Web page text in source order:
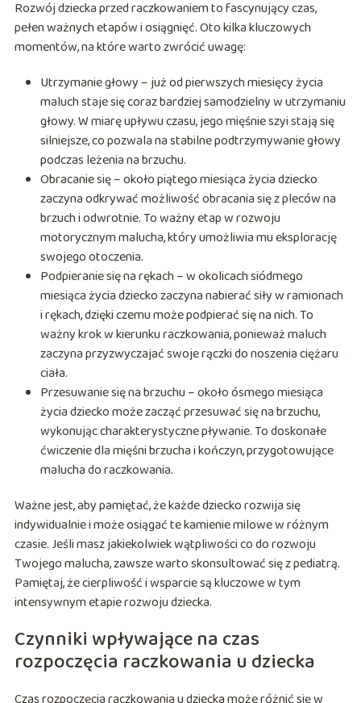
Rozwój dziecka przed raczkowaniem to fascynujący czas,
pełen ważnych etapów i osiągnięć. Oto kilka kluczowych
momentów, na które warto zwrócić uwagę:
Utrzymanie głowy – już od pierwszych miesięcy życia
maluch staje się coraz bardziej samodzielny w utrzymaniu
głowy. W miarę upływu czasu, jego mięśnie szyi stają się
silniejsze, co pozwala na stabilne podtrzymywanie głowy
podczas leżenia na brzuchu.
Obracanie się – około piątego miesiąca życia dziecko
zaczyna odkrywać możliwość obracania się z pleców na
brzuch i odwrotnie. To ważny etap w rozwoju
motorycznym malucha, który umożliwia mu eksplorację
swojego otoczenia.
Podpieranie się na rękach – w okolicach siódmego
miesiąca życia dziecko zaczyna nabierać siły w ramionach
i rękach, dzięki czemu może podpierać się na nich. To
ważny krok w kierunku raczkowania, ponieważ maluch
zaczyna przyzwyczajać swoje rączki do noszenia ciężaru
ciała.
Przesuwanie się na brzuchu – około ósmego miesiąca
życia dziecko może zacząć przesuwać się na brzuchu,
wykonując charakterystyczne pływanie. To doskonałe
ćwiczenie dla mięśni brzucha i kończyn, przygotowujące
malucha do raczkowania.
Ważne jest, aby pamiętać, że każde dziecko rozwija się
indywidualnie i może osiągać te kamienie milowe w różnym
czasie. Jeśli masz jakiekolwiek wątpliwości co do rozwoju
Twojego malucha, zawsze warto skonsultować się z pediatrą.
Pamiętaj, że cierpliwość i wsparcie są kluczowe w tym
intensywnym etapie rozwoju dziecka.
Czynniki wpływające na czas
rozpoczęcia raczkowania u dziecka